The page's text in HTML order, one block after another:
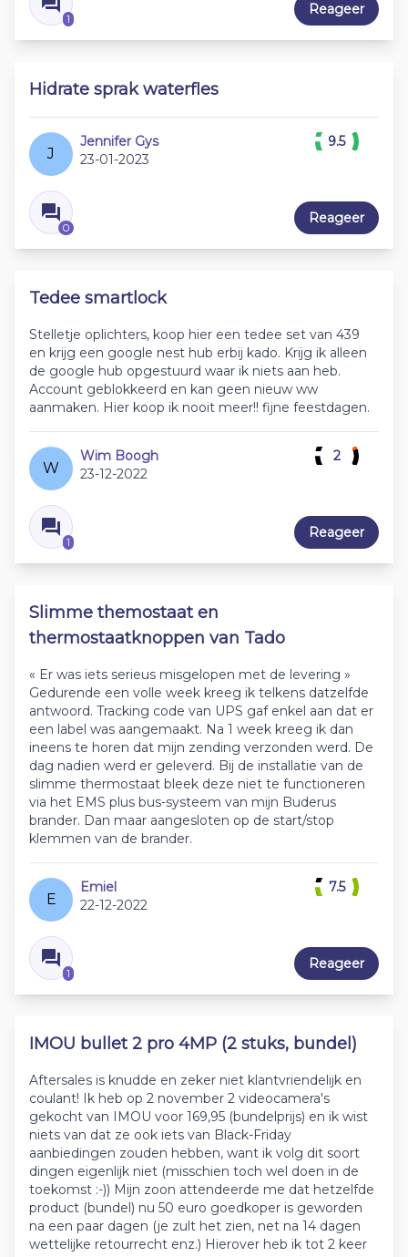
1
Reageer
Hidrate sprak waterfles
J
Jennifer Gys
23-01-2023
0
9.5
Reageer
Tedee smartlock
Stelletje oplichters, koop hier een tedee set van 439
en krijg een google nest hub erbij kado. Krijg ik alleen
de google hub opgestuurd waar ik niets aan heb.
Account geblokkeerd en kan geen nieuw ww
aanmaken. Hier koop ik nooit meer!! fijne feestdagen.
W
Wim Boogh
23-12-2022
1
2
Reageer
Slimme themostaat en
thermostaatknoppen van Tado
« Er was iets serieus misgelopen met de levering »
Gedurende een volle week kreeg ik telkens datzelfde
antwoord. Tracking code van UPS gaf enkel aan dat er
een label was aangemaakt. Na 1 week kreeg ik dan
ineens te horen dat mijn zending verzonden werd. De
dag nadien werd er geleverd. Bij de installatie van de
slimme thermostaat bleek deze niet te functioneren
via het EMS plus bus-systeem van mijn Buderus
brander. Dan maar aangesloten op de start/stop
klemmen van de brander.
E
Emiel
22-12-2022
1
7.5
Reageer
IMOU bullet 2 pro 4MP (2 stuks, bundel)
Aftersales is knudde en zeker niet klantvriendelijk en
coulant! Ik heb op 2 november 2 videocamera's
gekocht van IMOU voor 169,95 (bundelprijs) en ik wist
niets van dat ze ook iets van Black-Friday
aanbiedingen zouden hebben, want ik volg dit soort
dingen eigenlijk niet (misschien toch wel doen in de
toekomst :-)) Mijn zoon attendeerde me dat hetzelfde
product (bundel) nu 50 euro goedkoper is geworden
na een paar dagen (je zult het zien, net na 14 dagen
wettelijke retourrecht enz.) Hierover heb ik tot 2 keer